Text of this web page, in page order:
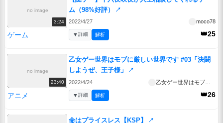
no image
3:24
ム（98%好評）
↗
2022/4/27 moco78
ゲーム 👑25
▼詳細 解析
no image
23:40
乙女ゲー世界はモブに厳しい世界です #03「決闘
しようぜ、王子様」
↗
2022/4/24
アニメ 👑26
▼詳細 解析
命はプライスレス【KSP】 ↗